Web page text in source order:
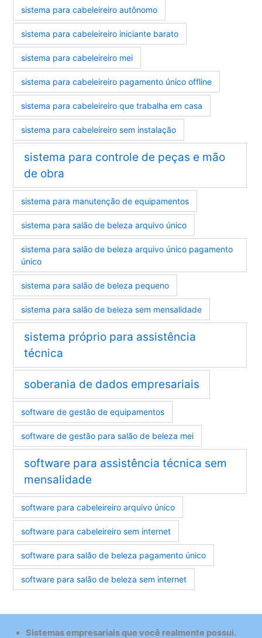
sistema para cabeleireiro autônomo
sistema para cabeleireiro iniciante barato
sistema para cabeleireiro mei
sistema para cabeleireiro pagamento único offline
sistema para cabeleireiro que trabalha em casa
sistema para cabeleireiro sem instalação
sistema para controle de peças e mão
de obra
sistema para manutenção de equipamentos
sistema para salão de beleza arquivo único
sistema para salão de beleza arquivo único pagamento
único
sistema para salão de beleza pequeno
sistema para salão de beleza sem mensalidade
sistema próprio para assistência
técnica
soberania de dados empresariais
software de gestão de equipamentos
software de gestão para salão de beleza mei
software para assistência técnica sem
mensalidade
software para cabeleireiro arquivo único
software para cabeleireiro sem internet
software para salão de beleza pagamento único
software para salão de beleza sem internet
Sistemas empresariais que você realmente possui.